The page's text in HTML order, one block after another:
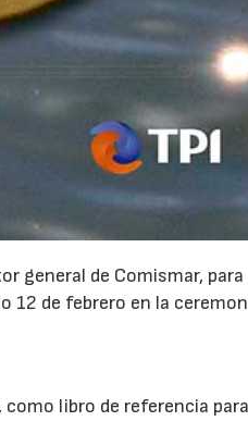
general de Comismar, para
12 de febrero en la
como libro de referencia